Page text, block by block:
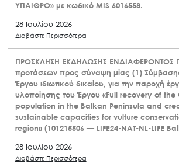
ΥΠΑΙΘΡΟ» με κωδικό MIS 6016558.
28 Ιουλίου 2026
Διαβάστε Περισσότερα
ΠΡΟΣΚΛΗΣΗ ΕΚΔΗΛΩΣΗΣ ΕΝΔΙΑΦΕΡΟΝΤΟΣ
προτάσεων προς σύναψη μίας (1)
Έργου ιδιωτικού δικαίου, για την παροχή
υλοποίησης του Έργου «Full recovery of the
population in the Balkan Peninsula and
sustainable capacities for vulture
region» (101215506 — LIFE24-NAT-NL-LIFE
28 Ιουλίου 2026
Διαβάστε Περισσότερα